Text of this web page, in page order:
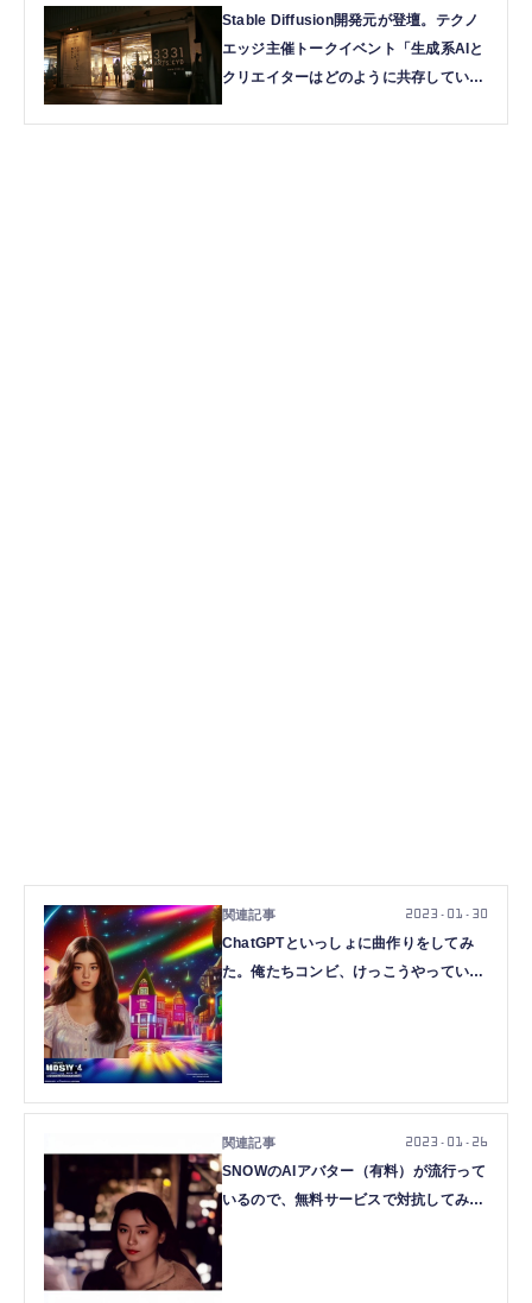
Stable Diffusion開発元が登壇。テクノ
エッジ主催トークイベント「生成系AIと
クリエイターはどのように共存していく
ChatGPTといっしょに曲作りをしてみ
た。俺たちコンビ、けっこうやっていけ
2023.01.30
SNOWのAIアバター（有料）が流行って
いるので、無料サービスで対抗してみた
2023.01.26